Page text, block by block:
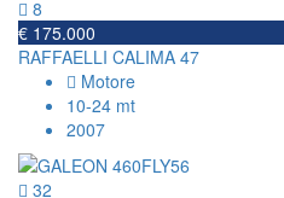
8
€ 175.000
RAFFAELLI CALIMA 47
Motore
10-24 mt
2007
32